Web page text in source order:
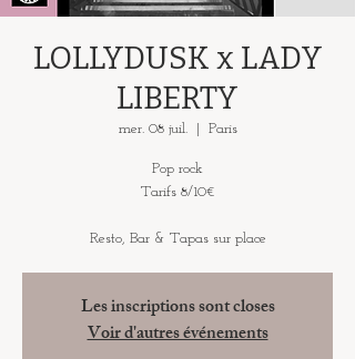
LOLLYDUSK x LADY
LIBERTY
mer. 08 juil.
  |
Paris
Pop rock
Tarifs 8/10€
Resto, Bar & Tapas sur place
Les inscriptions sont closes
Voir d'autres événements